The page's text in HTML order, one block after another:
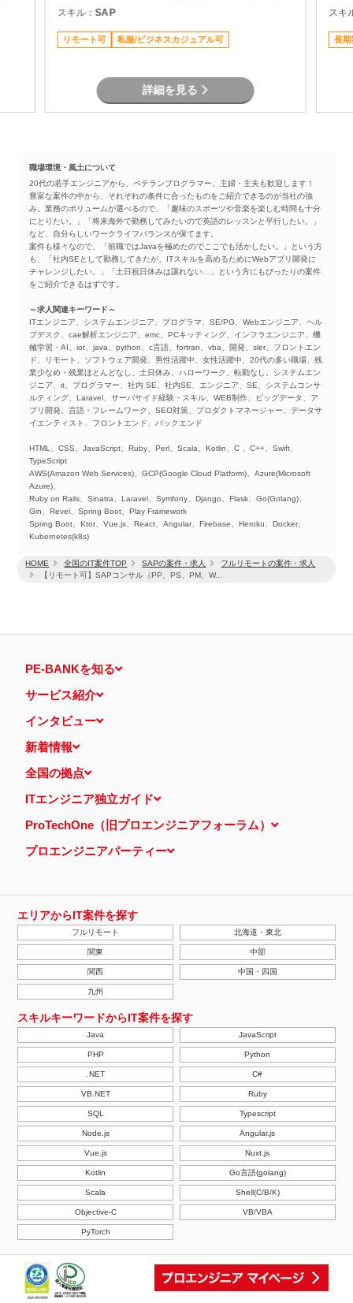
HOME 全国のIT案件TOP SAPの案件・求人
フルリモートの案件・求人
【リモート可】SAPコンサル（PP、PS、PM、W...
え変更、微修正対応 ・メンバーへの知見・技
術習熟のサポート
スキル：SAP
リモート可 私服/ビジネスカジュアル可
詳細を見る
スキ
長期
職場環境・風土について
20代の若手エンジニアから、ベテランプログラマー、主婦・主夫も歓迎します！
豊富な案件の中から、それぞれの条件に合ったものをご紹介できるのが当社の強
み。業務のボリュームが選べるので、「趣味のスポーツや音楽を楽しむ時間も十分
にとりたい。」「将来海外で勤務してみたいので英語のレッスンと平行したい。」
など、自分らしいワークライフバランスが保てます。
案件も様々なので、「前職ではJavaを極めたのでここでも活かしたい。」という方
も、「社内SEとして勤務してきたが、ITスキルを高めるためにWebアプリ開発に
チャレンジしたい。」「土日祝日休みは譲れない…」という方にもぴったりの案件
をご紹介できるはずです。
～求人関連キーワード～
ITエンジニア、システムエンジニア、プログラマ、SE/PG、Webエンジニア、ヘル
プデスク、cae解析エンジニア、emc、PCキッティング、インフラエンジニア、機
械学習・AI、iot、java、python、c言語、fortran、vba、開発、sler、フロントエン
ド、リモート、ソフトウェア開発、男性活躍中、女性活躍中、20代の多い職場、残
業少なめ・残業ほとんどなし、土日休み、ハローワーク、転勤なし、システムエン
ジニア、it、プログラマー、社内 SE、社内SE、エンジニア、SE、システムコンサ
ルティング、Laravel、サーバサイド経験・スキル、WEB制作、ビッグデータ、ア
プリ開発、言語・フレームワーク、SEO対策、プロダクトマネージャー、データサ
イエンティスト、フロントエンド、バックエンド
HTML、CSS、JavaScript、Ruby、Perl、Scala、Kotlin、C 、C++、Swift、
TypeScript
AWS(Amazon Web Services)、GCP(Google Cloud Platform)、Azure(Microsoft
Azure)、
Ruby on Rails、Sinatra、Laravel、Symfony、Django、Flask、Go(Golang)、
Gin、Revel、Spring Boot、Play Framework
Spring Boot、Ktor、Vue.js、React、Angular、Firebase、Heroku、Docker、
Kubernetes(k8s)
PE-BANKを知る
サービス紹介
インタビュー
新着情報
全国の拠点
ITエンジニア独立ガイド
ProTechOne（旧プロエンジニアフォーラム）
プロエンジニアパーティー
エリアからIT案件を探す
フルリモート 北海道・東北
関東 中部
関西 中国・四国
九州
スキルキーワードからIT案件を探す
Java JavaScript
PHP Python
.NET C#
VB.NET Ruby
SQL Typescript
Node.js Angular.js
Vue.js Nuxt.js
Kotlin Go言語(golang)
Scala Shell(C/B/K)
Objective-C VB/VBA
PyTorch